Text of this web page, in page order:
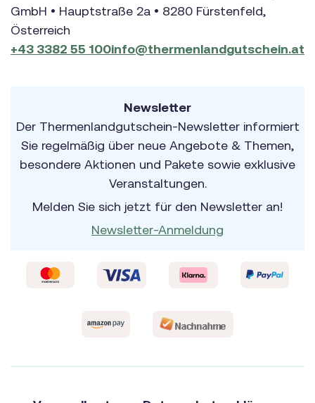
GmbH • Hauptstraße 2a • 8280 Fürstenfeld,
Österreich
+43 3382 55 100info@thermenlandgutschein.at
Newsletter
Der Thermenlandgutschein-Newsletter informiert
Sie regelmäßig über neue Angebote & Themen,
besondere Aktionen und Pakete sowie exklusive
Veranstaltungen.
Melden Sie sich jetzt für den Newsletter an!
Newsletter-Anmeldung